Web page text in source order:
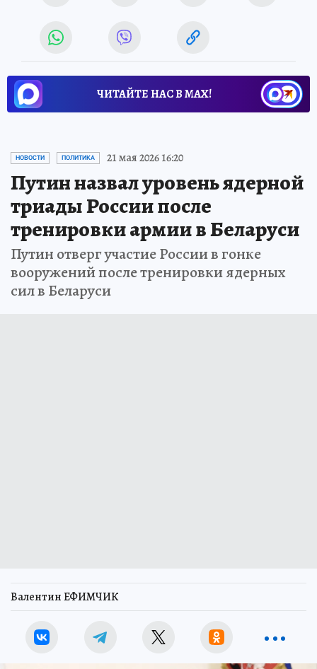
ЧИТАЙТЕ НАС В МАХ!
НОВОСТИ ПОЛИТИКА 21 мая 2026 16:20
Путин назвал уровень ядерной
триады России после
тренировки армии в Беларуси
Путин отверг участие России в гонке
вооружений после тренировки ядерных
сил в Беларуси
Валентин ЕФИМЧИК